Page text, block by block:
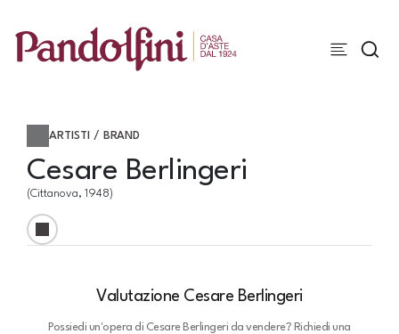
ARTISTI / BRAND
Cesare Berlingeri
(Cittanova, 1948)
Valutazione Cesare Berlingeri
Possiedi un'opera di Cesare Berlingeri da vendere? Richiedi una